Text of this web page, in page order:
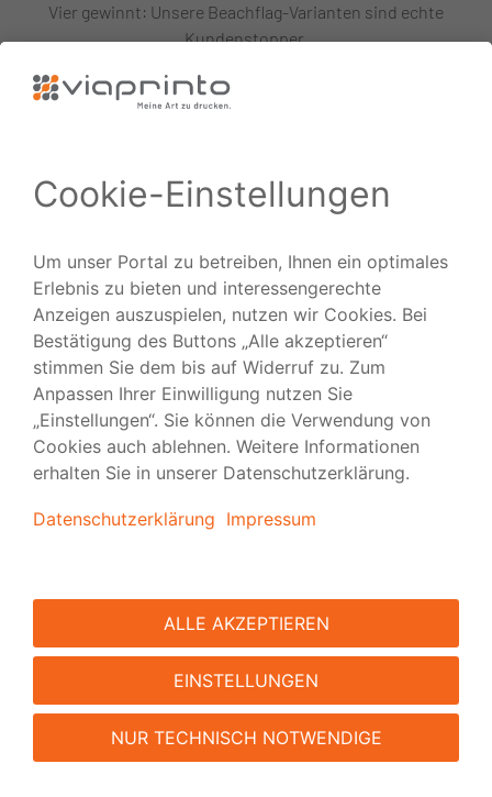
Vier gewinnt: Unsere Beachflag-Varianten sind echte
Kundenstopper.
ZUM PRODUKT
Plakate
Setzen Sie auf Fernwirkung mit Plakaten in Auflage 1 bis
200.000.
ZUM PRODUKT
Was die Hissfahnen bei